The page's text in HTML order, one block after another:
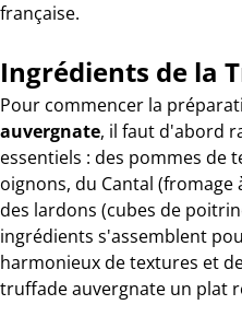
française.
Ingrédients de la
Pour commencer la
auvergnate, il faut d'abord
essentiels : des pommes de
oignons, du Cantal
des lardons (cubes de
ingrédients s'assemblent
harmonieux de textures et
truffade auvergnate un plat